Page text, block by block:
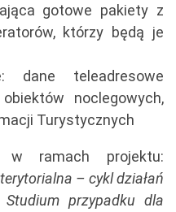
gotowe pakiety z
którzy będą je
dane teleadresowe
noclegowych,
Turystycznych
w ramach projektu:
– cykl działań
przypadku dla